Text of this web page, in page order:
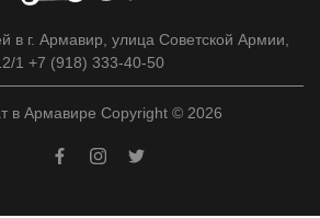
в г. Армавир, улица Советской Армии,
1 +7 (918) 333-40-50
в Армавире Copyright © 2026